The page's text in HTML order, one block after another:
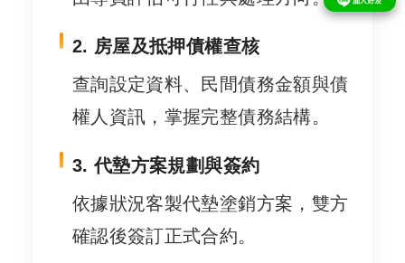
2. 房屋及抵押債權查核
查詢設定資料、民間債務金額與債
權人資訊，掌握完整債務結構。
3. 代墊方案規劃與簽約
依據狀況客製代墊塗銷方案，雙方
確認後簽訂正式合約。